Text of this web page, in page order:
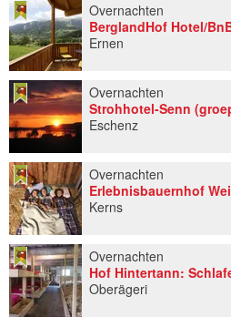
Overnachten
BerglandHof Hotel/
Ernen
Overnachten
Eschenz
Overnachten
Erlebnisbauernhof
Kerns
Overnachten
Hof Hintertann:
Oberägeri